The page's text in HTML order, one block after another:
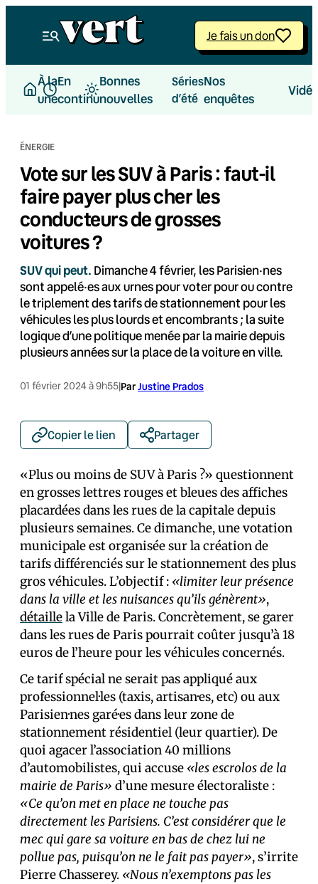
Je fais un don
À la
une
En
continu
Bonnes
nouvelles
Séries
d’été
Nos
enquêtes
ÉNERGIE
Vote sur les SUV à Paris : faut-il
faire payer plus cher les
conducteurs de grosses
voitures ?
SUV qui peut. Dimanche 4 février, les Parisien·nes
sont appelé·es aux urnes pour voter pour ou contre
le triplement des tarifs de stationnement pour les
véhicules les plus lourds et encombrants ; la suite
logique d’une politique menée par la mairie depuis
plusieurs années sur la place de la voiture en ville.
01 février 2024 à 9h55|ParJustine Prados
Copier le lien Partager
«Plus ou moins de SUV à Paris ?» questionnent
en grosses lettres rouges et bleues des affiches
placardées dans les rues de la capitale depuis
plusieurs semaines. Ce dimanche, une votation
municipale est organisée sur la création de
tarifs différenciés sur le stationnement des plus
gros véhicules. L’objectif : «limiter leur présence
dans la ville et les nuisances qu’ils génèrent»,
détaillela Ville de Paris. Concrètement, se garer
dans les rues de Paris pourrait coûter jusqu’à 18
euros de l’heure pour les véhicules concernés.
Ce tarif spécial ne serait pas appliqué aux
professionnel·les (taxis, artisan·es, etc) ou aux
Parisien·nes garé·es dans leur zone de
stationnement résidentiel (leur quartier). De
quoi agacer l’association 40 millions
d’automobilistes, qui accuse «les escrolos de la
mairie de Paris» d’une mesure électoraliste :
«Ce qu’on met en place ne touche pas
directement les Parisiens. C’est considérer que le
mec qui gare sa voiture en bas de chez lui ne
pollue pas, puisqu’on ne le fait pas payer», s’irrite
Pierre Chasserey. «Nous n’exemptons pas les